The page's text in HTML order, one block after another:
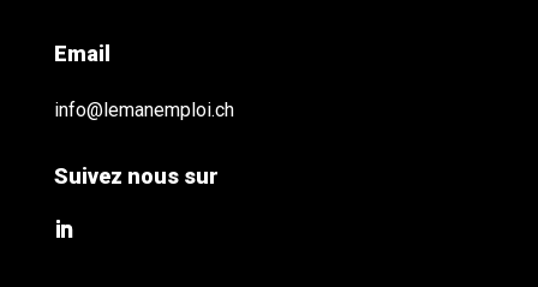
Email
info@lemanemploi.ch
Suivez nous sur